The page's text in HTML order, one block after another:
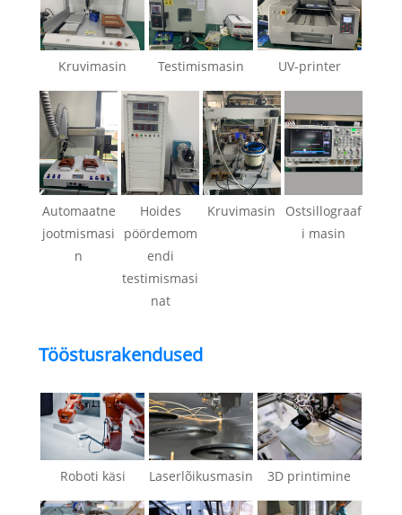
Kruvimasin Testimismasin UV-printer
Automaatne
jootmismasi
n
Hoides
pöördemom
endi
testimismasi
nat
Kruvimasin
Ostsillograaf
i masin
Tööstusrakendused
Roboti käsi Laserlõikusmasin 3D printimine